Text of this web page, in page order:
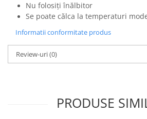
Nu folosiți înălbitor
Se poate călca la temperaturi
Informatii conformitate produs
Review-uri(0)
PRODUSE